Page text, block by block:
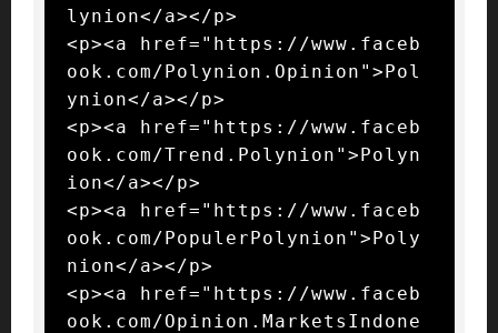
lynion</a></p>
<p><a href="https://www.faceb
ook.com/Polynion.Opinion">Pol
ynion</a></p>
<p><a href="https://www.faceb
ook.com/Trend.Polynion">Polyn
ion</a></p>
<p><a href="https://www.faceb
ook.com/PopulerPolynion">Poly
nion</a></p>
<p><a href="https://www.faceb
ook.com/Opinion.MarketsIndone